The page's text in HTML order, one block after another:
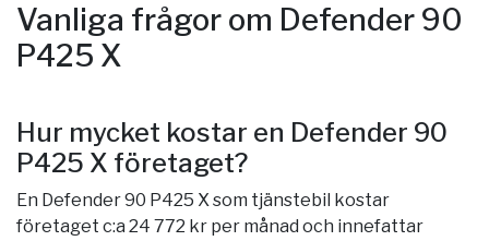
Vanliga frågor om Defender 90
P425 X
Hur mycket kostar en Defender 90
P425 X företaget?
En Defender 90 P425 X som tjänstebil kostar
företaget c:a 24 772 kr per månad och innefattar